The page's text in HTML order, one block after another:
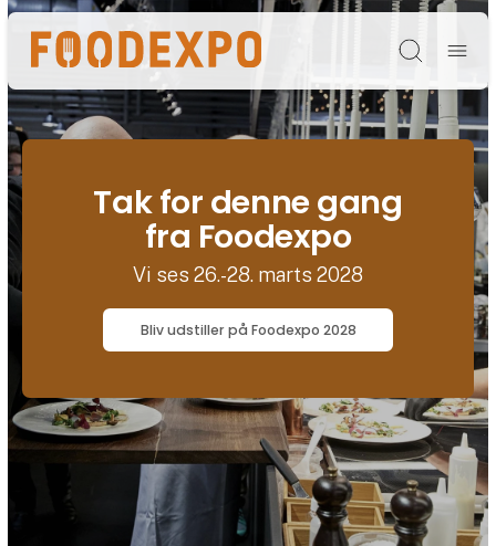
Søg
Tak for denne gang
fra Foodexpo
Vi ses 26.-28. marts 2028
Bliv udstiller på Foodexpo 2028